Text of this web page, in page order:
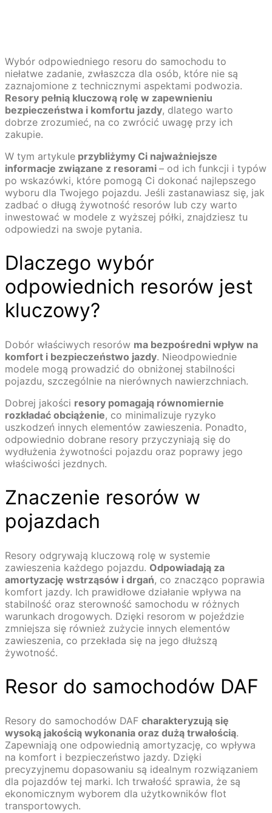
Wybór odpowiedniego resoru do samochodu to
niełatwe zadanie, zwłaszcza dla osób, które nie są
zaznajomione z technicznymi aspektami podwozia.
Resory pełnią kluczową rolę w zapewnieniu
bezpieczeństwa i komfortu jazdy, dlatego warto
dobrze zrozumieć, na co zwrócić uwagę przy ich
zakupie.
W tym artykule przybliżymy Ci najważniejsze
informacje związane z resorami – od ich funkcji i typów
po wskazówki, które pomogą Ci dokonać najlepszego
wyboru dla Twojego pojazdu. Jeśli zastanawiasz się, jak
zadbać o długą żywotność resorów lub czy warto
inwestować w modele z wyższej półki, znajdziesz tu
odpowiedzi na swoje pytania.
Dlaczego wybór
odpowiednich resorów jest
kluczowy?
Dobór właściwych resorów ma bezpośredni wpływ na
komfort i bezpieczeństwo jazdy. Nieodpowiednie
modele mogą prowadzić do obniżonej stabilności
pojazdu, szczególnie na nierównych nawierzchniach.
Dobrej jakości resory pomagają równomiernie
rozkładać obciążenie, co minimalizuje ryzyko
uszkodzeń innych elementów zawieszenia. Ponadto,
odpowiednio dobrane resory przyczyniają się do
wydłużenia żywotności pojazdu oraz poprawy jego
właściwości jezdnych.
Znaczenie resorów w
pojazdach
Resory odgrywają kluczową rolę w systemie
zawieszenia każdego pojazdu. Odpowiadają za
amortyzację wstrząsów i drgań, co znacząco poprawia
komfort jazdy. Ich prawidłowe działanie wpływa na
stabilność oraz sterowność samochodu w różnych
warunkach drogowych. Dzięki resorom w pojeździe
zmniejsza się również zużycie innych elementów
zawieszenia, co przekłada się na jego dłuższą
żywotność.
Resor do samochodów DAF
Resory do samochodów DAF charakteryzują się
wysoką jakością wykonania oraz dużą trwałością.
Zapewniają one odpowiednią amortyzację, co wpływa
na komfort i bezpieczeństwo jazdy. Dzięki
precyzyjnemu dopasowaniu są idealnym rozwiązaniem
dla pojazdów tej marki. Ich trwałość sprawia, że są
ekonomicznym wyborem dla użytkowników flot
transportowych.